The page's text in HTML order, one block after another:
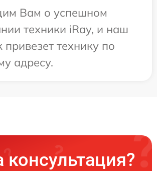
Вам о успешном
техники iRay, и наш
привезет технику по
адресу.